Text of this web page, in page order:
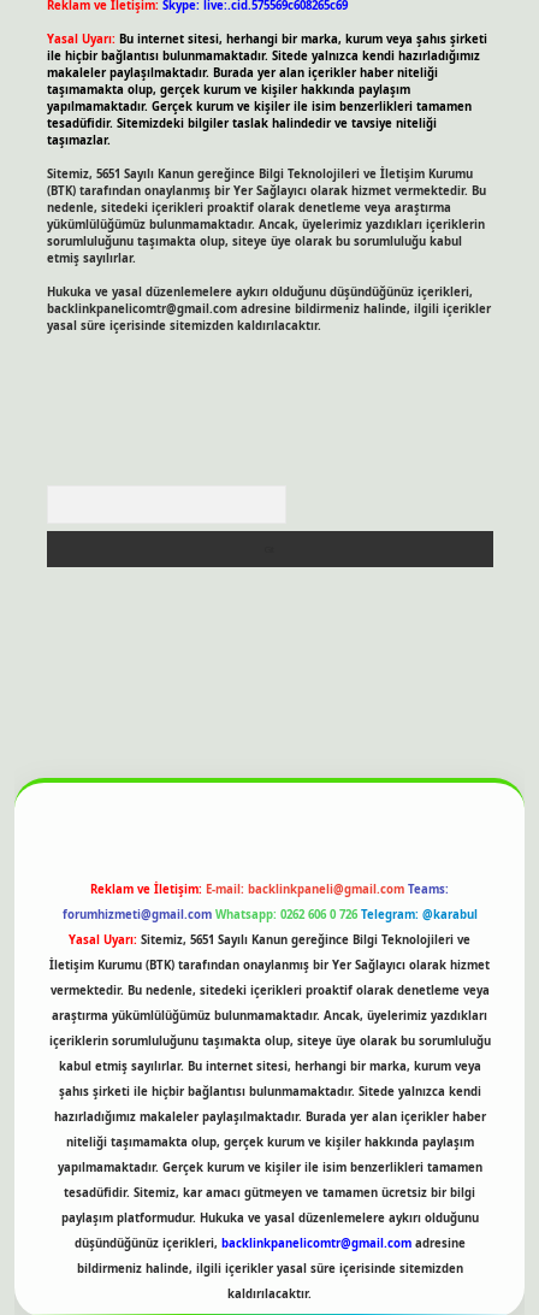
Reklam ve İletişim: Skype: live:.cid.575569c608265c69
Yasal Uyarı: Bu internet sitesi, herhangi bir marka, kurum veya şahıs şirketi
ile hiçbir bağlantısı bulunmamaktadır. Sitede yalnızca kendi hazırladığımız
makaleler paylaşılmaktadır. Burada yer alan içerikler haber niteliği
taşımamakta olup, gerçek kurum ve kişiler hakkında paylaşım
yapılmamaktadır. Gerçek kurum ve kişiler ile isim benzerlikleri tamamen
tesadüfidir. Sitemizdeki bilgiler taslak halindedir ve tavsiye niteliği
taşımazlar.
Sitemiz, 5651 Sayılı Kanun gereğince Bilgi Teknolojileri ve İletişim Kurumu
(BTK) tarafından onaylanmış bir Yer Sağlayıcı olarak hizmet vermektedir. Bu
nedenle, sitedeki içerikleri proaktif olarak denetleme veya araştırma
yükümlülüğümüz bulunmamaktadır. Ancak, üyelerimiz yazdıkları içeriklerin
sorumluluğunu taşımakta olup, siteye üye olarak bu sorumluluğu kabul
etmiş sayılırlar.
Hukuka ve yasal düzenlemelere aykırı olduğunu düşündüğünüz içerikleri,
backlinkpanelicomtr@gmail.comadresine bildirmeniz halinde, ilgili içerikler
yasal süre içerisinde sitemizden kaldırılacaktır.
Reklam ve İletişim: E-mail: backlinkpaneli@gmail.com Teams:
forumhizmeti@gmail.com Whatsapp: 0262 606 0 726 Telegram: @karabul
Yasal Uyarı: Sitemiz, 5651 Sayılı Kanun gereğince Bilgi Teknolojileri ve
İletişim Kurumu (BTK) tarafından onaylanmış bir Yer Sağlayıcı olarak hizmet
vermektedir. Bu nedenle, sitedeki içerikleri proaktif olarak denetleme veya
araştırma yükümlülüğümüz bulunmamaktadır. Ancak, üyelerimiz yazdıkları
içeriklerin sorumluluğunu taşımakta olup, siteye üye olarak bu sorumluluğu
kabul etmiş sayılırlar. Bu internet sitesi, herhangi bir marka, kurum veya
şahıs şirketi ile hiçbir bağlantısı bulunmamaktadır. Sitede yalnızca kendi
hazırladığımız makaleler paylaşılmaktadır. Burada yer alan içerikler haber
niteliği taşımamakta olup, gerçek kurum ve kişiler hakkında paylaşım
yapılmamaktadır. Gerçek kurum ve kişiler ile isim benzerlikleri tamamen
tesadüfidir. Sitemiz, kar amacı gütmeyen ve tamamen ücretsiz bir bilgi
paylaşım platformudur. Hukuka ve yasal düzenlemelere aykırı olduğunu
düşündüğünüz içerikleri, backlinkpanelicomtr@gmail.comadresine
bildirmeniz halinde, ilgili içerikler yasal süre içerisinde sitemizden
kaldırılacaktır.